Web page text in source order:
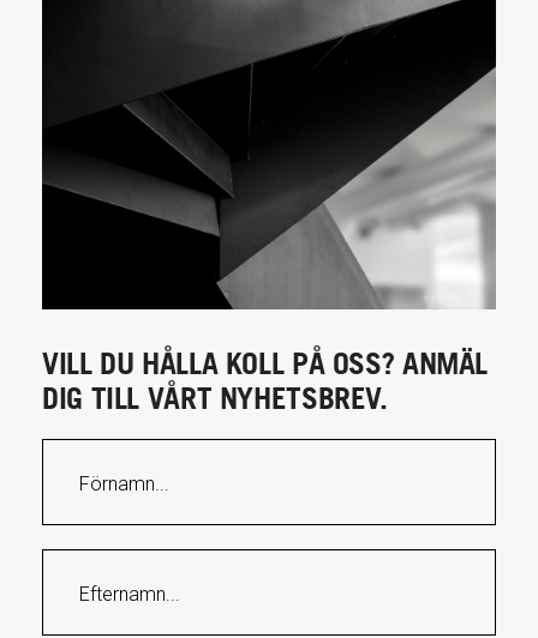
VILL DU HÅLLA KOLL PÅ OSS? ANMÄL
DIG TILL VÅRT NYHETSBREV.